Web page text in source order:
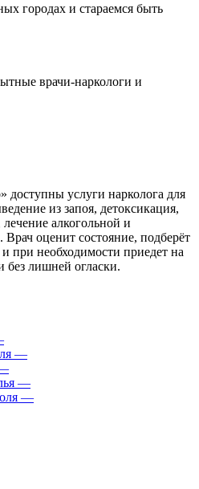
городах и стараемся быть
врачи-наркологи и
услуги нарколога для
из запоя, детоксикация,
алкогольной и
Врач оценит состояние, подберёт
при необходимости приедет на
лишней огласки.
—
—
—